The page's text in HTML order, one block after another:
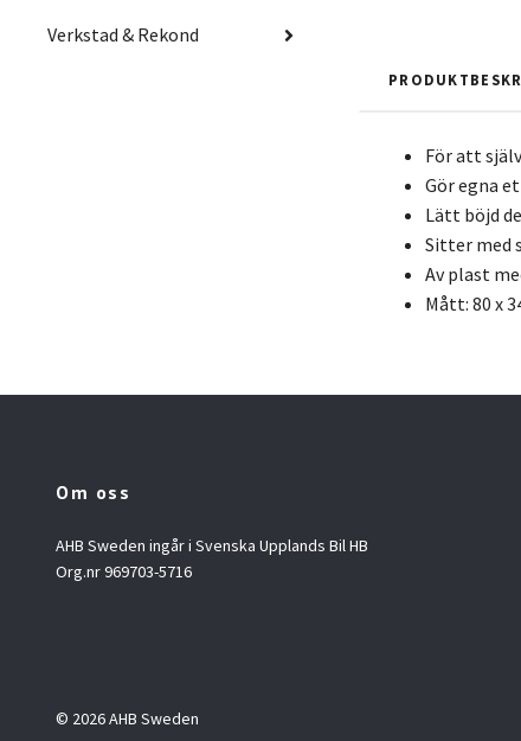
Verkstad & Rekond
För att
Gör egna
Lätt böjd
Sitter med
Av plast
Mått: 80 x
Om oss
AHB Sweden ingår i Svenska Upplands Bil HB
Org.nr 969703-5716
© 2026 AHB Sweden